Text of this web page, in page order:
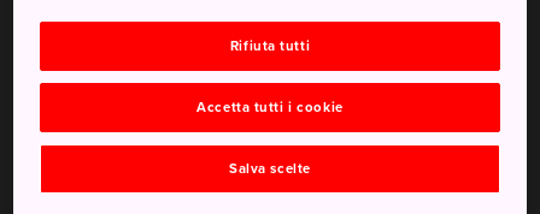
impiega circa un'ora.
Rifiuta tutti
Accetta tutti i cookie
Salva scelte